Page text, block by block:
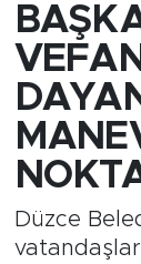
Düzce
Spor
Siyaset
Yerel
Öncü
Düzce
Süper
Tüm
Haber